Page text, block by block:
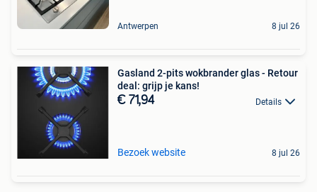
Antwerpen 8 jul 26
Gasland 2-pits wokbrander glas - Retour
deal: grijp je kans!
€ 71,94 Details
Bezoek website 8 jul 26